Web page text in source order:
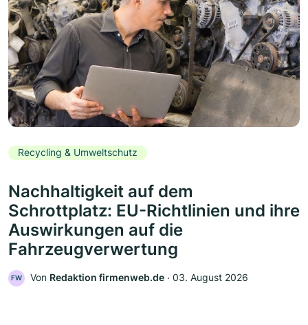
Recycling & Umweltschutz
Nachhaltigkeit auf dem
Schrottplatz: EU-Richtlinien und ihre
Auswirkungen auf die
Fahrzeugverwertung
FW Von Redaktion firmenweb.de ‧ 03. August 2026